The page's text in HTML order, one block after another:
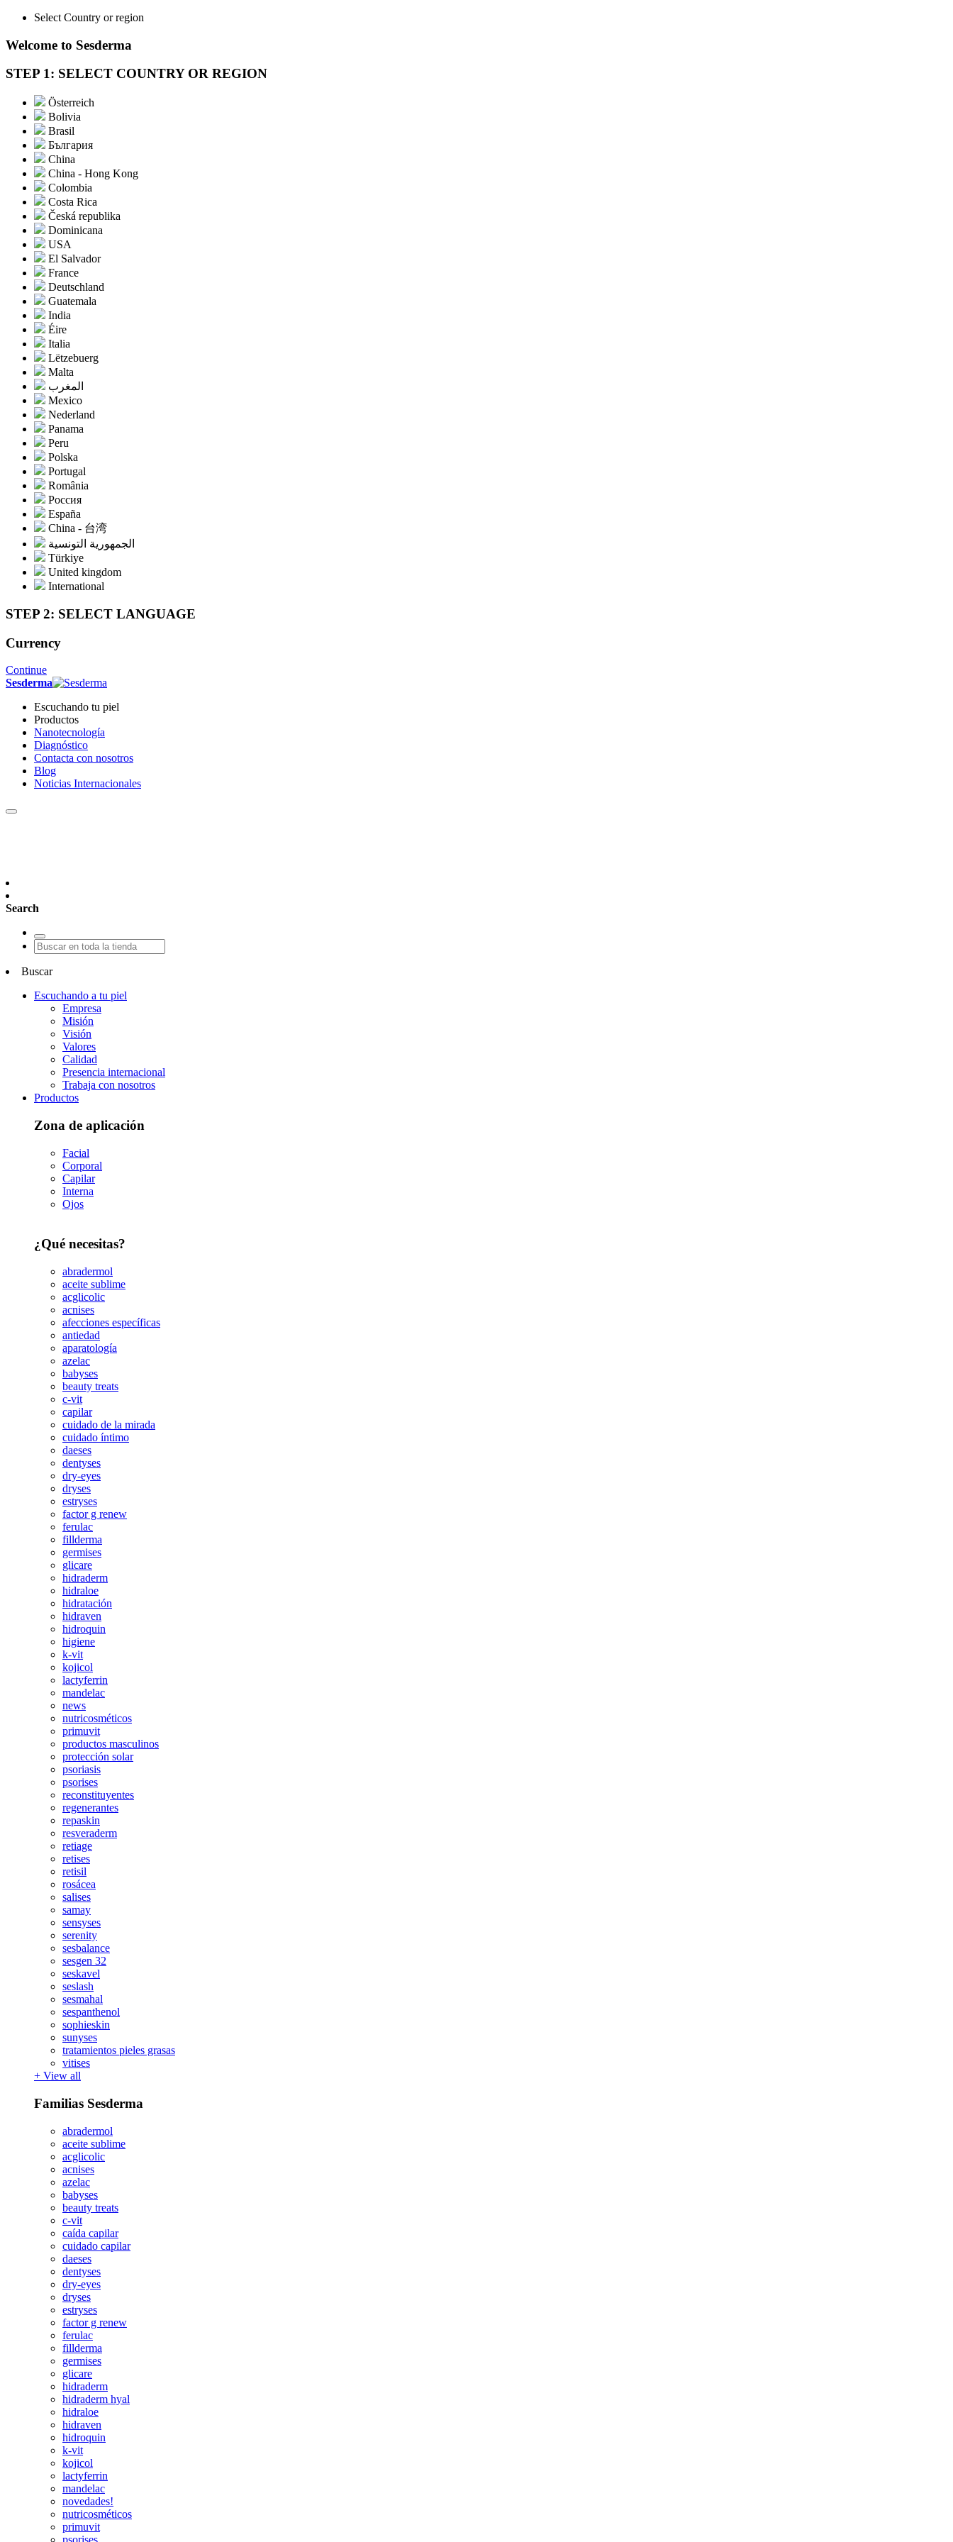
Select Country or region
Welcome to Sesderma
STEP 1: SELECT COUNTRY OR REGION
Österreich
Bolivia
Brasil
България
China
China - Hong Kong
Colombia
Costa Rica
Česká republika
Dominicana
USA
El Salvador
France
Deutschland
Guatemala
India
Éire
Italia
Lëtzebuerg
Malta
المغرب
Mexico
Nederland
Panama
Peru
Polska
Portugal
România
Россия
España
China - 台湾
الجمهورية التونسية
Türkiye
United kingdom
International
STEP 2: SELECT LANGUAGE
Currency
Continue
Sesderma
Escuchando tu piel
Productos
Nanotecnología
Diagnóstico
Contacta con nosotros
Blog
Noticias Internacionales
Search
Buscar
Escuchando a tu piel
Empresa
Misión
Visión
Valores
Calidad
Presencia internacional
Trabaja con nosotros
Productos
Zona de aplicación
Facial
Corporal
Capilar
Interna
Ojos
¿Qué necesitas?
abradermol
aceite sublime
acglicolic
acnises
afecciones específicas
antiedad
aparatología
azelac
babyses
beauty treats
c-vit
capilar
cuidado de la mirada
cuidado íntimo
daeses
dentyses
dry-eyes
dryses
estryses
factor g renew
ferulac
fillderma
germises
glicare
hidraderm
hidraloe
hidratación
hidraven
hidroquin
higiene
k-vit
kojicol
lactyferrin
mandelac
news
nutricosméticos
primuvit
productos masculinos
protección solar
psoriasis
psorises
reconstituyentes
regenerantes
repaskin
resveraderm
retiage
retises
retisil
rosácea
salises
samay
sensyses
serenity
sesbalance
sesgen 32
seskavel
seslash
sesmahal
sespanthenol
sophieskin
sunyses
tratamientos pieles grasas
vitises
+ View all
Familias Sesderma
abradermol
aceite sublime
acglicolic
acnises
azelac
babyses
beauty treats
c-vit
caída capilar
cuidado capilar
daeses
dentyses
dry-eyes
dryses
estryses
factor g renew
ferulac
fillderma
germises
glicare
hidraderm
hidraderm hyal
hidraloe
hidraven
hidroquin
k-vit
kojicol
lactyferrin
mandelac
novedades!
nutricosméticos
primuvit
psorises